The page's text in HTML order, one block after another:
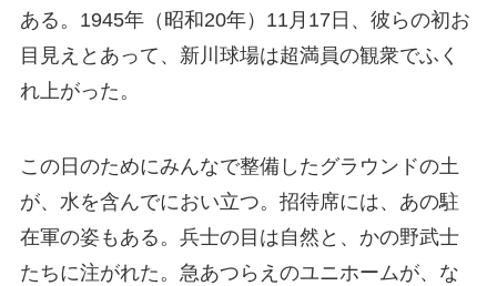
ある。1945年（昭和20年）11月17日、彼らの初お
目見えとあって、新川球場は超満員の観衆でふく
れ上がった。
この日のためにみんなで整備したグラウンドの土
が、水を含んでにおい立つ。招待席には、あの駐
在軍の姿もある。兵士の目は自然と、かの野武士
たちに注がれた。急あつらえのユニホームが、な